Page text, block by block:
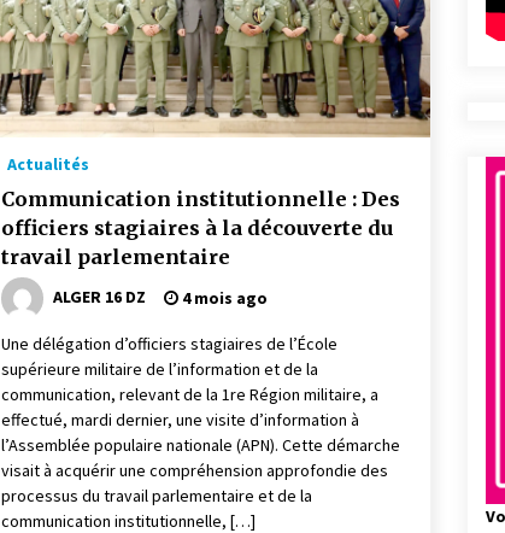
Actualités
Communication institutionnelle : Des
officiers stagiaires à la découverte du
travail parlementaire
ALGER 16 DZ 4 mois ago
Une délégation d’officiers stagiaires de l’École
supérieure militaire de l’information et de la
communication, relevant de la 1re Région militaire, a
effectué, mardi dernier, une visite d’information à
l’Assemblée populaire nationale (APN). Cette démarche
visait à acquérir une compréhension approfondie des
processus du travail parlementaire et de la
communication institutionnelle, […]